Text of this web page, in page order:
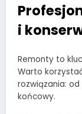
i
Remonty to
Warto
rozwiązania:
końcowy.